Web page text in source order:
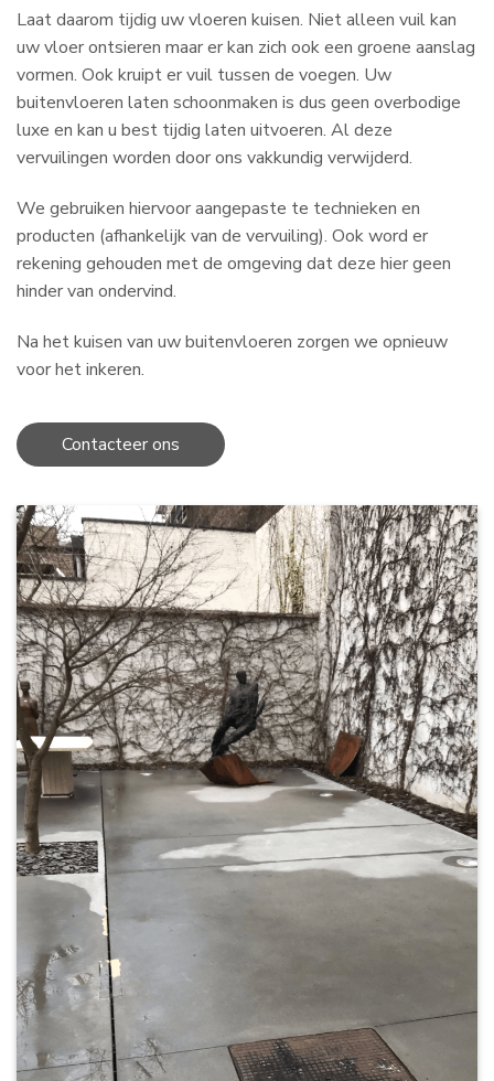
Laat daarom tijdig uw vloeren kuisen. Niet alleen vuil kan
uw vloer ontsieren maar er kan zich ook een groene aanslag
vormen. Ook kruipt er vuil tussen de voegen. Uw
buitenvloeren laten schoonmaken is dus geen overbodige
luxe en kan u best tijdig laten uitvoeren. Al deze
vervuilingen worden door ons vakkundig verwijderd.
We gebruiken hiervoor aangepaste te technieken en
producten (afhankelijk van de vervuiling). Ook word er
rekening gehouden met de omgeving dat deze hier geen
hinder van ondervind.
Na het kuisen van uw buitenvloeren zorgen we opnieuw
voor het inkeren.
Contacteer ons